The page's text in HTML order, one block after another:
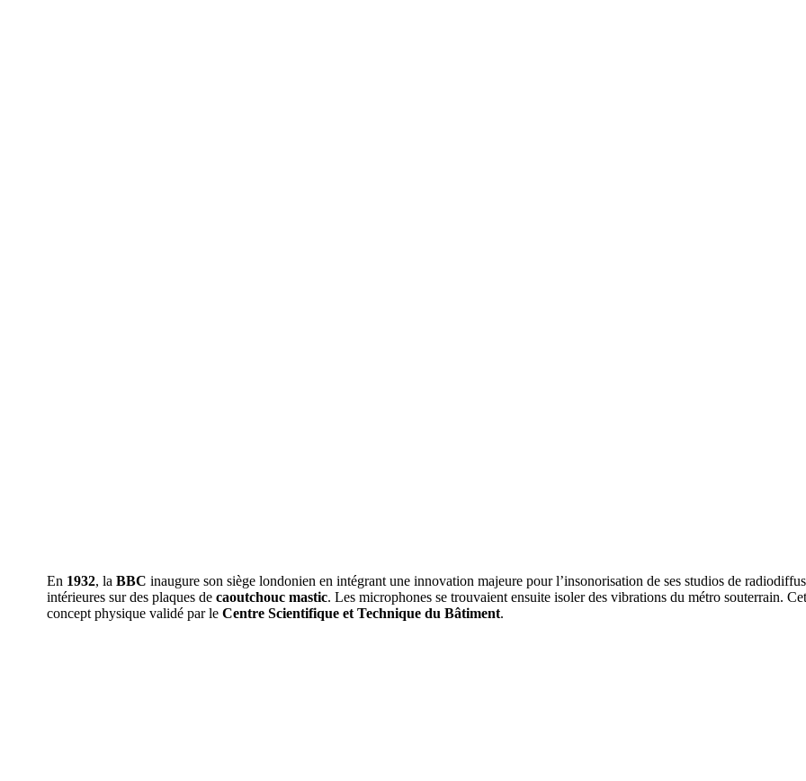
En 1932, la BBC inaugure son siège londonien en intégrant une innovation majeure pour l’insonorisation de ses studios de
intérieures sur des plaques de caoutchouc mastic. Les microphones se trouvaient ensuite isoler des vibrations du métro souterrain.
concept physique validé par le Centre Scientifique et Technique du Bâtiment.